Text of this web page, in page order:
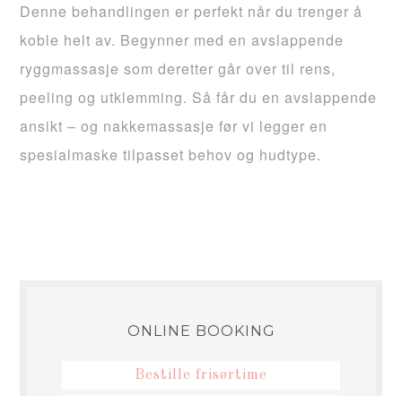
Denne behandlingen er perfekt når du trenger å
koble helt av. Begynner med en avslappende
ryggmassasje som deretter går over til rens,
peeling og utklemming. Så får du en avslappende
ansikt – og nakkemassasje før vi legger en
spesialmaske tilpasset behov og hudtype.
ONLINE BOOKING
Bestille frisørtime